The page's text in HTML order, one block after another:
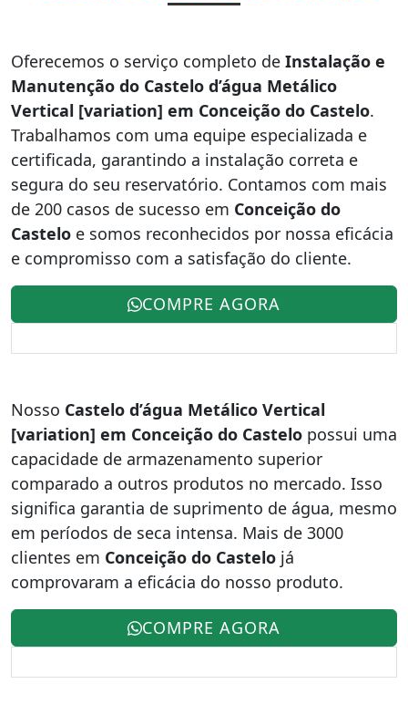
Oferecemos o serviço completo de Instalação e
Manutenção do Castelo d’água Metálico
Vertical [variation] em Conceição do Castelo.
Trabalhamos com uma equipe especializada e
certificada, garantindo a instalação correta e
segura do seu reservatório. Contamos com mais
de 200 casos de sucesso em Conceição do
Castelo e somos reconhecidos por nossa eficácia
e compromisso com a satisfação do cliente.
COMPRE AGORA
Nosso Castelo d’água Metálico Vertical
[variation] em Conceição do Castelo possui uma
capacidade de armazenamento superior
comparado a outros produtos no mercado. Isso
significa garantia de suprimento de água, mesmo
em períodos de seca intensa. Mais de 3000
clientes em Conceição do Castelo já
comprovaram a eficácia do nosso produto.
COMPRE AGORA